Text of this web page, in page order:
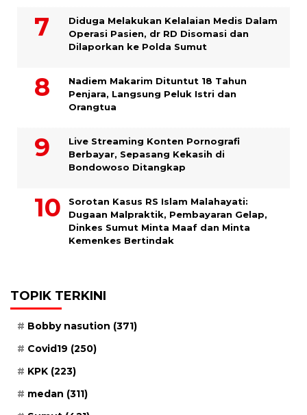
Diduga Melakukan Kelalaian Medis Dalam
Operasi Pasien, dr RD Disomasi dan
Dilaporkan ke Polda Sumut
​Nadiem Makarim Dituntut 18 Tahun
Penjara, Langsung Peluk Istri dan
Orangtua
Live Streaming Konten Pornografi
Berbayar, Sepasang Kekasih di
Bondowoso Ditangkap
Sorotan Kasus RS Islam Malahayati:
Dugaan Malpraktik, Pembayaran Gelap,
Dinkes Sumut Minta Maaf dan Minta
Kemenkes Bertindak
TOPIK TERKINI
Bobby nasution (371)
Covid19 (250)
KPK (223)
medan (311)